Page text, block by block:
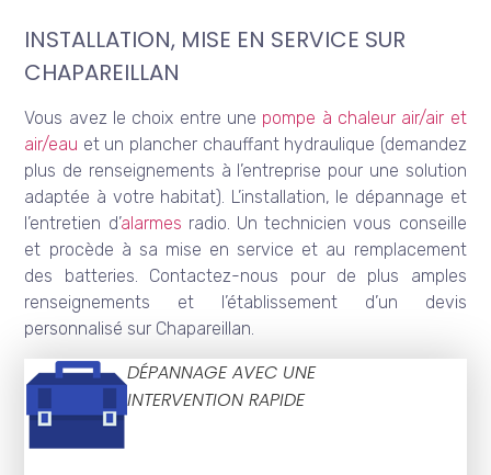
INSTALLATION, MISE EN SERVICE SUR
CHAPAREILLAN
Vous avez le choix entre une pompe à chaleur air/air et
air/eau et un plancher chauffant hydraulique (demandez
plus de renseignements à l’entreprise pour une solution
adaptée à votre habitat). L’installation, le dépannage et
l’entretien d’alarmes radio. Un technicien vous conseille
et procède à sa mise en service et au remplacement
des batteries. Contactez-nous pour de plus amples
renseignements et l’établissement d’un devis
personnalisé sur Chapareillan.
DÉPANNAGE AVEC UNE
INTERVENTION RAPIDE